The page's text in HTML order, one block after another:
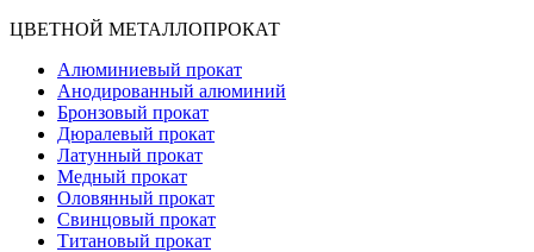
ЦВЕТНОЙ МЕТАЛЛОПРОКАТ
Алюминиевый прокат
Анодированный алюминий
Бронзовый прокат
Дюралевый прокат
Латунный прокат
Медный прокат
Оловянный прокат
Свинцовый прокат
Титановый прокат